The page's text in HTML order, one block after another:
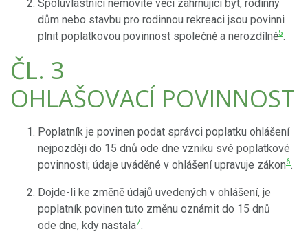
Spoluvlastníci nemovité věci zahrnující byt, rodinný
dům nebo stavbu pro rodinnou rekreaci jsou povinni
plnit poplatkovou povinnost společně a nerozdílně5.
ČL. 3
OHLAŠOVACÍ POVINNOST
Poplatník je povinen podat správci poplatku ohlášení
nejpozději do 15 dnů ode dne vzniku své poplatkové
povinnosti; údaje uváděné v ohlášení upravuje zákon6.
Dojde-li ke změně údajů uvedených v ohlášení, je
poplatník povinen tuto změnu oznámit do 15 dnů
ode dne, kdy nastala7.